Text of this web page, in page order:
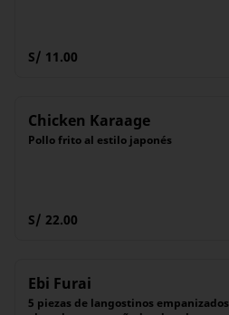
S/ 11.00
Chicken Karaage
Pollo frito al estilo japonés
S/ 22.00
Ebi Furai
5 piezas de langostinos empanizados